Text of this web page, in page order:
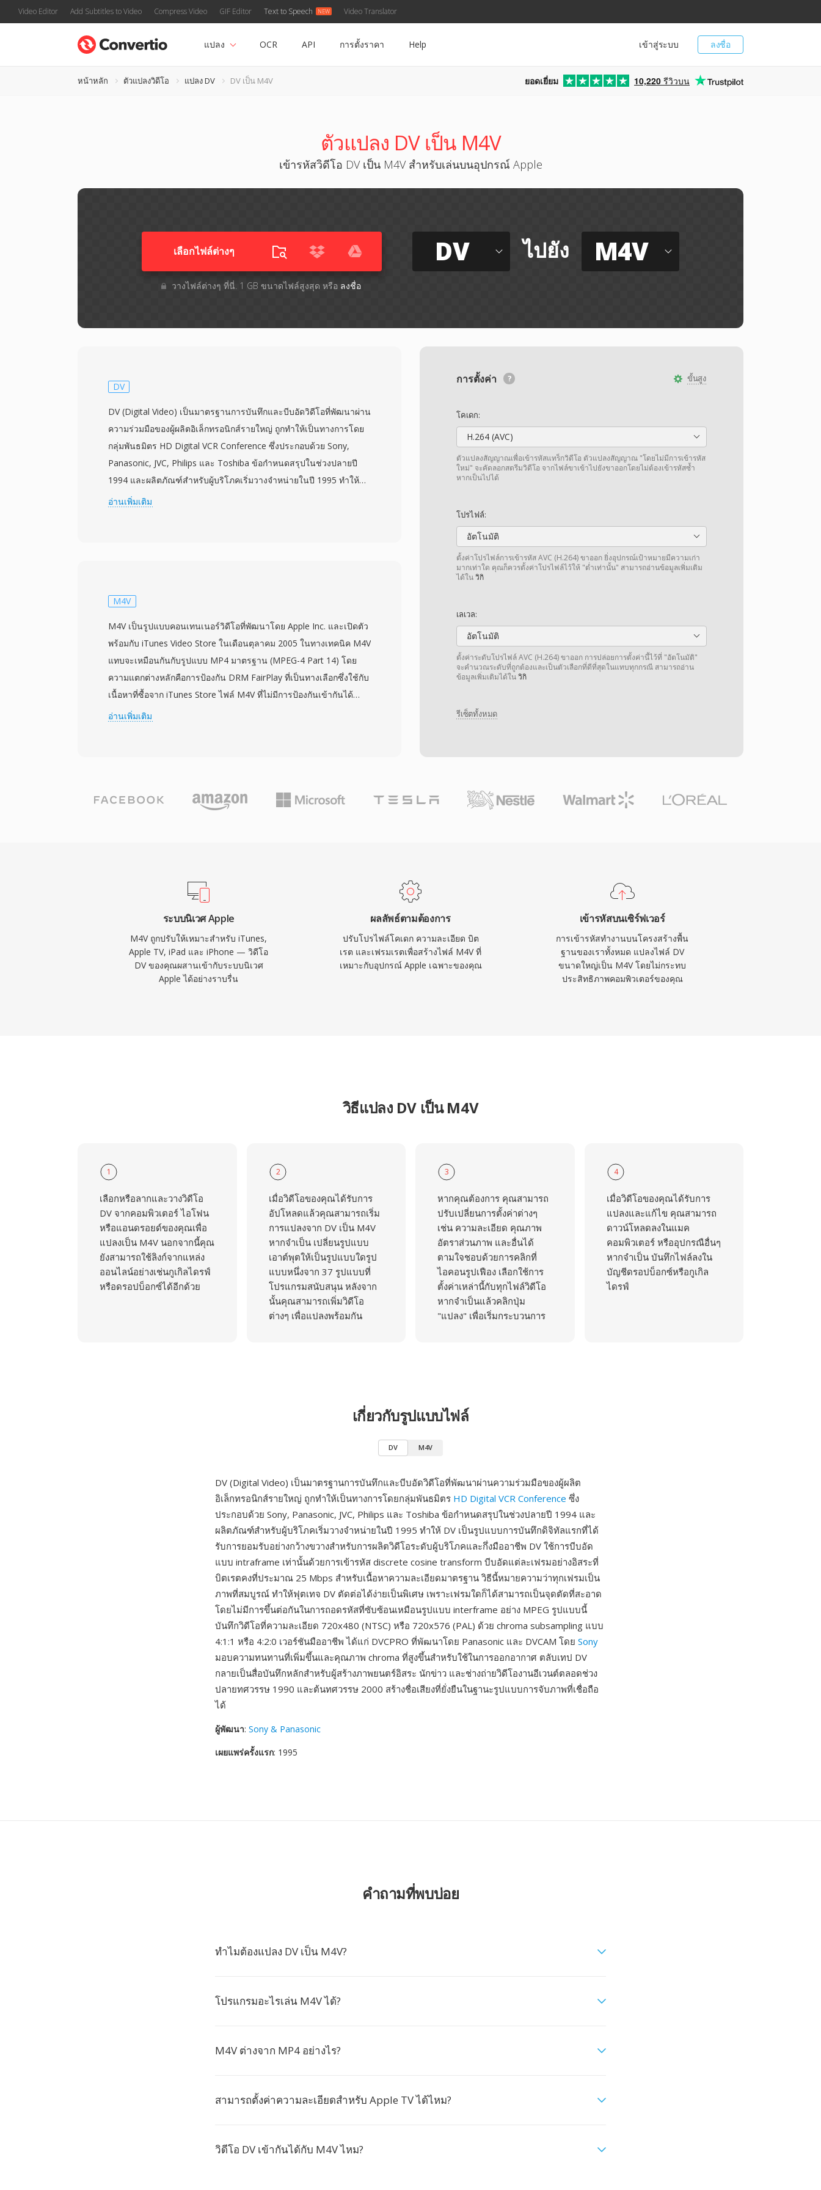
Video Editor Add Subtitles to Video Compress Video GIF Editor Text to Speech Video Translator
ลงชื่อ
เข้าสู่ระบบ
แปลง OCR API การตั้งราคา Help
หน้าหลัก ตัวแปลงวิดีโอ แปลง DV DV เป็น M4V ยอดเยี่ยม 10,220 รีวิวบน
ตัวแปลง DV เป็น M4V
เข้ารหัสวิดีโอ DV เป็น M4V สำหรับเล่นบนอุปกรณ์ Apple
เลือกไฟล์ต่างๆ​
วางไฟล์ต่างๆ​ ที่นี่. 1 GB ขนาดไฟล์สูงสุด หรือ ลงชื่อ
DV ไปยัง M4V
ขั้นสูง
การตั้งค่า
โคเดก:
H.264 (AVC)
ตัวแปลงสัญญาณเพื่อเข้ารหัสแทร็กวิดีโอ ตัวแปลงสัญญาณ "โดยไม่มีการเข้ารหัส
ใหม่" จะคัดลอกสตรีมวิดีโอ จากไฟล์ขาเข้าไปยังขาออกโดยไม่ต้องเข้ารหัสซ้ำ
หากเป็นไปได้
โปรไฟล์:
อัตโนมัติ
ตั้งค่าโปรไฟล์การเข้ารหัส AVC (H.264) ขาออก ยิ่งอุปกรณ์เป้าหมายมีความเก่า
มากเท่าใด คุณก็ควรตั้งค่าโปรไฟล์ไว้ให้ "ต่ำเท่านั้น" สามารถอ่านข้อมูลเพิ่มเติม
ได้ในวิกิ
เลเวล:
อัตโนมัติ
ตั้งค่าระดับโปรไฟล์ AVC (H.264) ขาออก การปล่อยการตั้งค่านี้ไว้ที่ "อัตโนมัติ"
จะคำนวณระดับที่ถูกต้องและเป็นตัวเลือกที่ดีที่สุดในแทบทุกกรณี สามารถอ่าน
ข้อมูลเพิ่มเติมได้ในวิกิ
รีเซ็ตทั้งหมด
DV
DV (Digital Video) เป็นมาตรฐานการบันทึกและบีบอัดวิดีโอที่พัฒนาผ่าน
ความร่วมมือของผู้ผลิตอิเล็กทรอนิกส์รายใหญ่ ถูกทำให้เป็นทางการโดย
กลุ่มพันธมิตร HD Digital VCR Conference ซึ่งประกอบด้วย Sony,
Panasonic, JVC, Philips และ Toshiba ข้อกำหนดสรุปในช่วงปลายปี
1994 และผลิตภัณฑ์สำหรับผู้บริโภคเริ่มวางจำหน่ายในปี 1995 ทำให้
DV เป็นรูปแบบการบันทึกดิจิทัลแรกที่ได้รับการยอมรับอย่างกว้างขวาง
สามารถเป็นจุดตัดที่สะอาดโดยไม่มีการขึ้นต่อกันในการถอดรหัสที่ซับ
ความละเอียด 720x480 (NTSC) หรือ 720x576 (PAL) ด้วย chroma
subsampling แบบ 4:1:1 หรือ 4:2:0 เวอร์ชันมืออาชีพ ได้แก่ DVCPRO ที่
พัฒนาโดย Panasonic และ DVCAM โดย Sony มอบความทนทานที่เพิ่ม
ขึ้นและคุณภาพ chroma ที่สูงขึ้นสำหรับใช้ในการออกอากาศ ตลับเทป
ช่างถ่ายวิดีโองานอีเวนต์ตลอดช่วงปลายทศวรรษ 1990 และต้นทศวรรษ
อ่านเพิ่มเติม
M4V
M4V เป็นรูปแบบคอนเทนเนอร์วิดีโอที่พัฒนาโดย Apple Inc. และเปิดตัว
พร้อมกับ iTunes Video Store ในเดือนตุลาคม 2005 ในทางเทคนิค M4V
แทบจะเหมือนกันกับรูปแบบ MP4 มาตรฐาน (MPEG-4 Part 14) โดย
ความแตกต่างหลักคือการป้องกัน DRM FairPlay ที่เป็นทางเลือกซึ่งใช้กับ
เนื้อหาที่ซื้อจาก iTunes Store ไฟล์ M4V ที่ไม่มีการป้องกันเข้ากันได้
อย่างสมบูรณ์กับเครื่องเล่นใดก็ได้ที่รองรับ MP4 เนื่องจากโครงสร้าง
เนื้อหา iTunes จากไฟล์ MP4 ทั่วไป โดยหลักเพื่อให้สิ่งที่ซื้อพร้อมการ
ป้องกัน DRM ถูกจดจำโดยระบบนิเวศของ Apple ไฟล์ M4V เล่นได้
เป็นแพลตฟอร์มหลักสำหรับซื้อและเช่าภาพยนตร์ดิจิทัลและรายการทีวี
ความเข้ากันได้กับระบบนิเวศ MP4 ที่กว้างกว่าหมายความว่าสตรีมวิดีโอ
และเสียงภายในไฟล์ M4V ที่ปราศจาก DRM สามารถประมวลผลได้โดย
เครื่องมือตัดต่อหรือแปลงรหัสที่ทันสมัยแทบทุกตัวโดยไม่ต้องแปลง
อ่านเพิ่มเติม
ระบบนิเวศ Apple
M4V ถูกปรับให้เหมาะสำหรับ iTunes,
Apple TV, iPad และ iPhone — วิดีโอ
DV ของคุณผสานเข้ากับระบบนิเวศ
Apple ได้อย่างราบรื่น
ผลลัพธ์ตามต้องการ
ปรับโปรไฟล์โคเดก ความละเอียด บิต
เรต และเฟรมเรตเพื่อสร้างไฟล์ M4V ที่
เหมาะกับอุปกรณ์ Apple เฉพาะของคุณ
เข้ารหัสบนเซิร์ฟเวอร์
การเข้ารหัสทำงานบนโครงสร้างพื้น
ฐานของเราทั้งหมด แปลงไฟล์ DV
ขนาดใหญ่เป็น M4V โดยไม่กระทบ
ประสิทธิภาพคอมพิวเตอร์ของคุณ
วิธีแปลง DV เป็น M4V
1
เลือกหรือลากและวางวิดีโอ
DV จากคอมพิวเตอร์ ไอโฟน
หรือแอนดรอยด์ของคุณเพื่อ
แปลงเป็น M4V นอกจากนี้คุณ
ยังสามารถใช้ลิงก์จากแหล่ง
ออนไลน์อย่างเช่นกูเกิลไดรฟ์
หรือดรอปบ็อกซ์ได้อีกด้วย
2
เมื่อวิดีโอของคุณได้รับการ
อัปโหลดแล้วคุณสามารถเริ่ม
การแปลงจาก DV เป็น M4V
หากจำเป็น เปลี่ยนรูปแบบ
เอาต์พุตให้เป็นรูปแบบใดรูป
แบบหนึ่งจาก 37 รูปแบบที่
โปรแกรมสนับสนุน หลังจาก
นั้นคุณสามารถเพิ่มวิดีโอ
ต่างๆ เพื่อแปลงพร้อมกัน
3
หากคุณต้องการ คุณสามารถ
ปรับเปลี่ยนการตั้งค่าต่างๆ
เช่น ความละเอียด คุณภาพ
อัตราส่วนภาพ และอื่นได้
ตามใจชอบด้วยการคลิกที่
ไอคอนรูปเฟือง เลือกใช้การ
ตั้งค่าเหล่านี้กับทุกไฟล์วิดีโอ
หากจำเป็นแล้วคลิกปุ่ม
"แปลง" เพื่อเริ่มกระบวนการ
4
เมื่อวิดีโอของคุณได้รับการ
แปลงและแก้ไข คุณสามารถ
ดาวน์โหลดลงในแมค
คอมพิวเตอร์ หรืออุปกรณือื่นๆ
หากจำเป็น บันทึกไฟล์ลงใน
บัญชีดรอปบ็อกซ์หรือกูเกิล
ไดรฟ์
เกี่ยวกับรูปแบบไฟล์
DV M4V
DV (Digital Video) เป็นมาตรฐานการบันทึกและบีบอัดวิดีโอที่พัฒนาผ่านความร่วมมือของผู้ผลิต
อิเล็กทรอนิกส์รายใหญ่ ถูกทำให้เป็นทางการโดยกลุ่มพันธมิตร HD Digital VCR Conference ซึ่ง
ประกอบด้วย Sony, Panasonic, JVC, Philips และ Toshiba ข้อกำหนดสรุปในช่วงปลายปี 1994 และ
ผลิตภัณฑ์สำหรับผู้บริโภคเริ่มวางจำหน่ายในปี 1995 ทำให้ DV เป็นรูปแบบการบันทึกดิจิทัลแรกที่ได้
รับการยอมรับอย่างกว้างขวางสำหรับการผลิตวิดีโอระดับผู้บริโภคและกึ่งมืออาชีพ DV ใช้การบีบอัด
แบบ intraframe เท่านั้นด้วยการเข้ารหัส discrete cosine transform บีบอัดแต่ละเฟรมอย่างอิสระที่
บิตเรตคงที่ประมาณ 25 Mbps สำหรับเนื้อหาความละเอียดมาตรฐาน วิธีนี้หมายความว่าทุกเฟรมเป็น
ภาพที่สมบูรณ์ ทำให้ฟุตเทจ DV ตัดต่อได้ง่ายเป็นพิเศษ เพราะเฟรมใดก็ได้สามารถเป็นจุดตัดที่สะอาด
โดยไม่มีการขึ้นต่อกันในการถอดรหัสที่ซับซ้อนเหมือนรูปแบบ interframe อย่าง MPEG รูปแบบนี้
บันทึกวิดีโอที่ความละเอียด 720x480 (NTSC) หรือ 720x576 (PAL) ด้วย chroma subsampling แบบ
4:1:1 หรือ 4:2:0 เวอร์ชันมืออาชีพ ได้แก่ DVCPRO ที่พัฒนาโดย Panasonic และ DVCAM โดย Sony
มอบความทนทานที่เพิ่มขึ้นและคุณภาพ chroma ที่สูงขึ้นสำหรับใช้ในการออกอากาศ ตลับเทป DV
กลายเป็นสื่อบันทึกหลักสำหรับผู้สร้างภาพยนตร์อิสระ นักข่าว และช่างถ่ายวิดีโองานอีเวนต์ตลอดช่วง
ปลายทศวรรษ 1990 และต้นทศวรรษ 2000 สร้างชื่อเสียงที่ยั่งยืนในฐานะรูปแบบการจับภาพที่เชื่อถือ
ได้
ผู้พัฒนา: Sony & Panasonic
เผยแพร่ครั้งแรก: 1995
คำถามที่พบบ่อย
ทำไมต้องแปลง DV เป็น M4V?
โปรแกรมอะไรเล่น M4V ได้?
M4V ต่างจาก MP4 อย่างไร?
สามารถตั้งค่าความละเอียดสำหรับ Apple TV ได้ไหม?
วิดีโอ DV เข้ากันได้กับ M4V ไหม?